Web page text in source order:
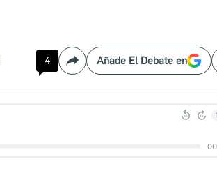
4 CompartirAñade El Debate en